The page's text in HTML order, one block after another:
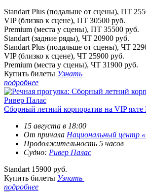
Standart Plus (подальше от сцены), ПТ
VIP (близко к сцене), ПТ 30500 руб.
Premium (места у сцены), ПТ 35500 руб.
Standart (задние ряды), ЧТ 20900 руб.
Standart Plus (подальше от сцены), ЧТ
VIP (близко к сцене), ЧТ 25900 руб.
Premium (места у сцены), ЧТ 31900 руб.
Купить билеты Узнать
подробнее
Сборный летний корпоратив на VIP яхте
15 августа в 18:00
От причала Национальный центр
Продолжительность 5 часов
Судно: Ривер Палас
Standart 15900 руб.
Купить билеты Узнать
подробнее